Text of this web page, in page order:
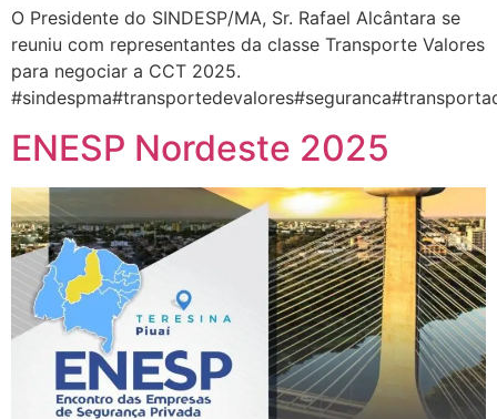
O Presidente do SINDESP/MA, Sr. Rafael Alcântara se
reuniu com representantes da classe Transporte Valores
para negociar a CCT 2025.
ENESP Nordeste 2025